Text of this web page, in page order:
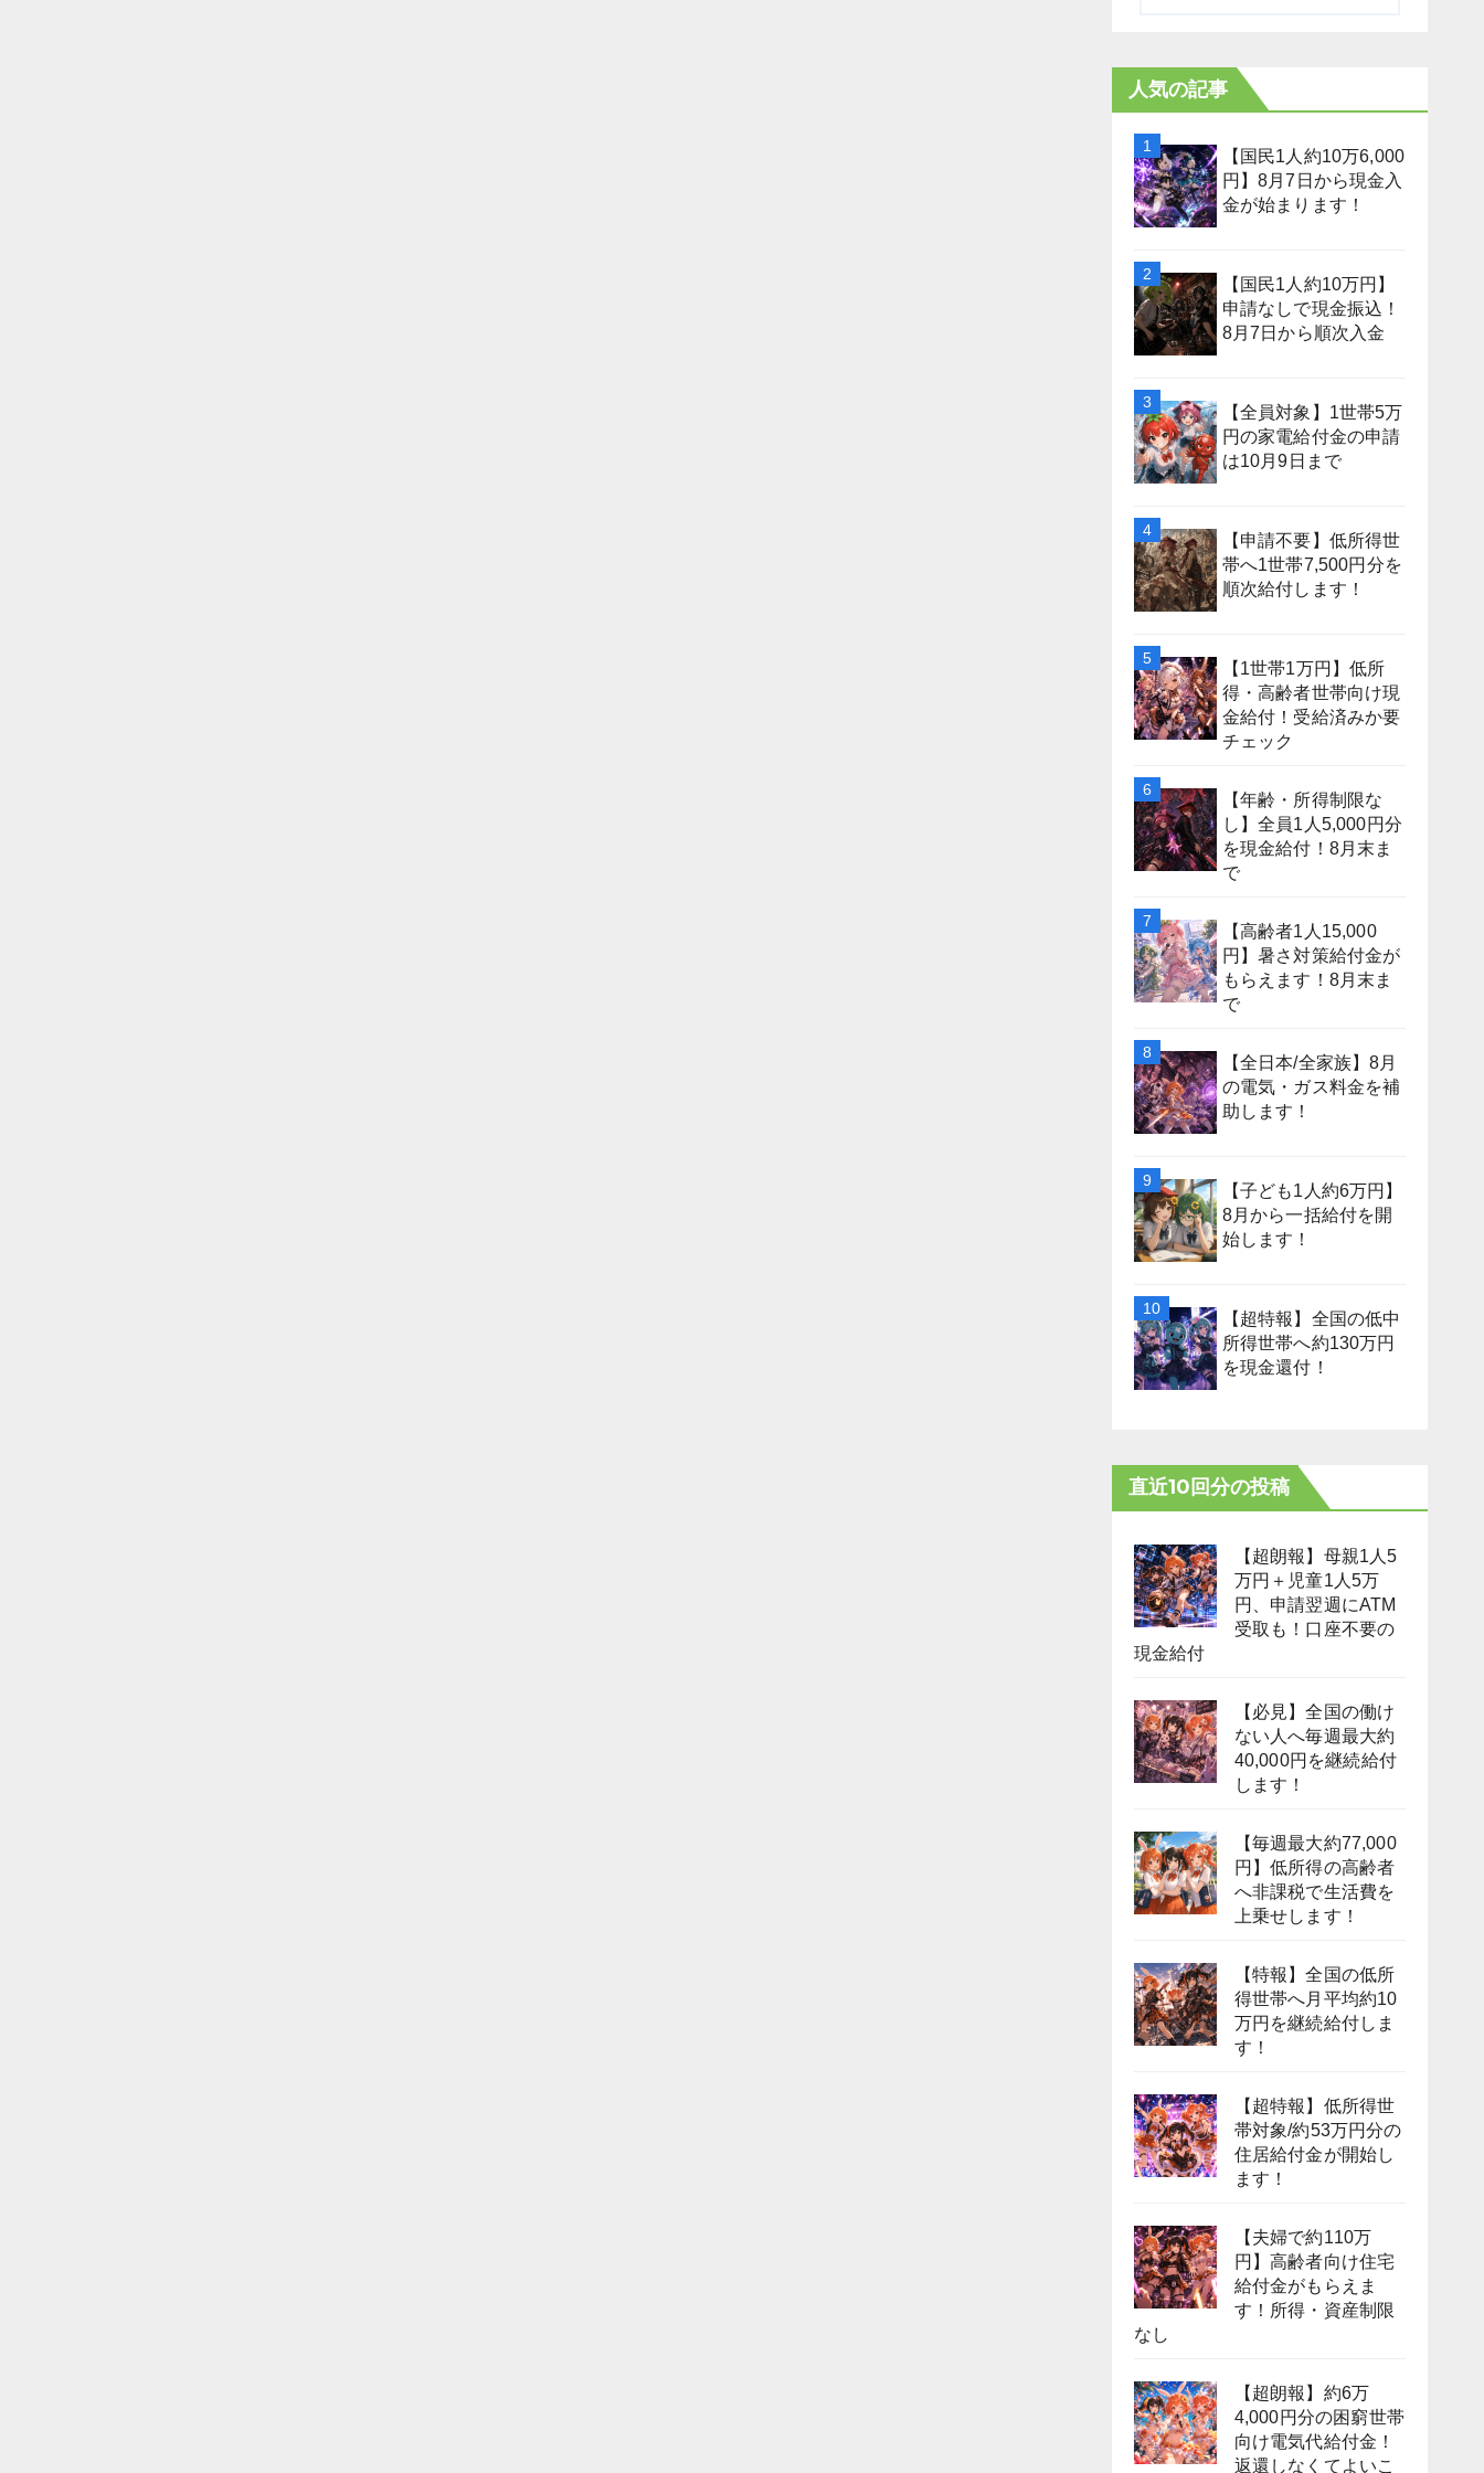
人気の記事
【国民1人約10万6,000
円】8月7日から現金入
金が始まります！
【国民1人約10万円】
申請なしで現金振込！
8月7日から順次入金
【全員対象】1世帯5万
円の家電給付金の申請
は10月9日まで
【申請不要】低所得世
帯へ1世帯7,500円分を
順次給付します！
【1世帯1万円】低所
得・高齢者世帯向け現
金給付！受給済みか要
チェック
【年齢・所得制限な
し】全員1人5,000円分
を現金給付！8月末ま
で
【高齢者1人15,000
円】暑さ対策給付金が
もらえます！8月末ま
で
【全日本/全家族】8月
の電気・ガス料金を補
助します！
【子ども1人約6万円】
8月から一括給付を開
始します！
【超特報】全国の低中
所得世帯へ約130万円
を現金還付！
直近10回分の投稿
【超朗報】母親1人5
万円＋児童1人5万
円、申請翌週にATM
受取も！口座不要の
現金給付
【必見】全国の働け
ない人へ毎週最大約
40,000円を継続給付
します！
【毎週最大約77,000
円】低所得の高齢者
へ非課税で生活費を
上乗せします！
【特報】全国の低所
得世帯へ月平均約10
万円を継続給付しま
す！
【超特報】低所得世
帯対象/約53万円分の
住居給付金が開始し
ます！
【夫婦で約110万
円】高齢者向け住宅
給付金がもらえま
す！所得・資産制限
なし
【超朗報】約6万
4,000円分の困窮世帯
向け電気代給付金！
返還しなくてよいこ